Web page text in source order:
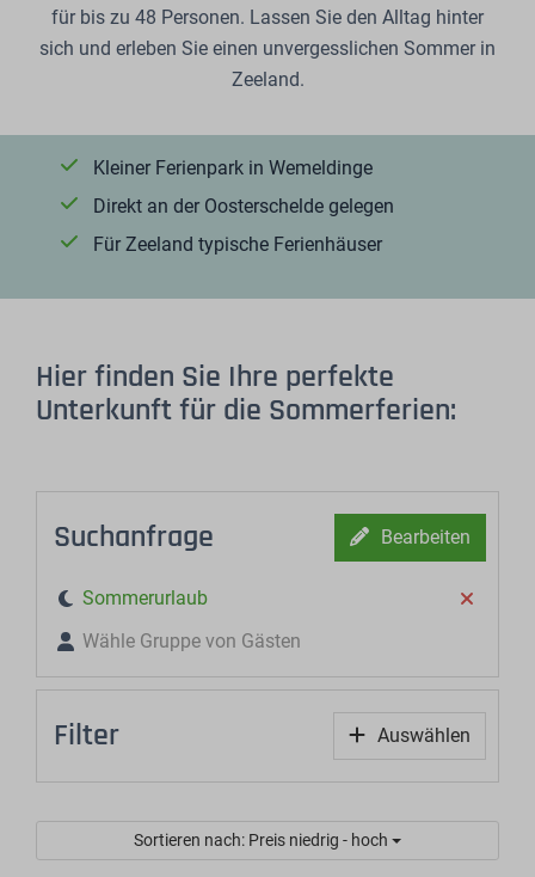
für bis zu 48 Personen. Lassen Sie den Alltag hinter
sich und erleben Sie einen unvergesslichen Sommer in
Zeeland.
Kleiner Ferienpark in Wemeldinge
Direkt an der Oosterschelde gelegen
Für Zeeland typische Ferienhäuser
Hier finden Sie Ihre perfekte
Unterkunft für die Sommerferien:
Suchanfrage Bearbeiten
Sommerurlaub
Wähle Gruppe von Gästen
Filter Auswählen
Sortieren nach: Preis niedrig - hoch